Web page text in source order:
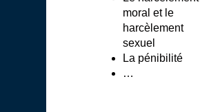
moral et le
harcèlement
sexuel
La pénibilité
…